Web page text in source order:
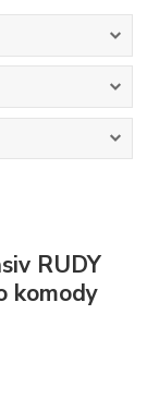
RUDY
komody